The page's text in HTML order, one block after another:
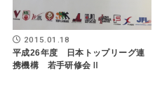
2015.01.18
平成26年度 日本トップリーグ連
携機構 若手研修会Ⅱ